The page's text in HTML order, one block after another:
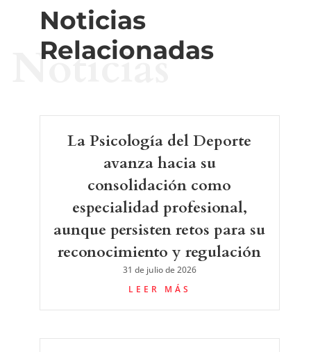
Noticias
Relacionadas
Noticias
La Psicología del Deporte
avanza hacia su
consolidación como
especialidad profesional,
aunque persisten retos para su
reconocimiento y regulación
31 de julio de 2026
LEER MÁS